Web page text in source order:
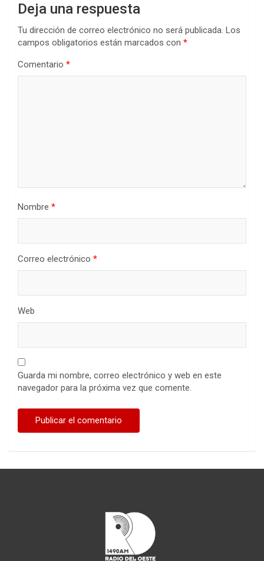
Deja una respuesta
Tu dirección de correo electrónico no será publicada. Los
campos obligatorios están marcados con *
Comentario *
Nombre *
Correo electrónico *
Web
Guarda mi nombre, correo electrónico y web en este
navegador para la próxima vez que comente.